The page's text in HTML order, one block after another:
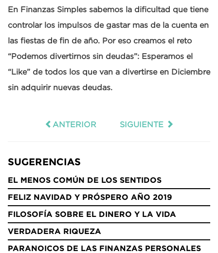
En Finanzas Simples sabemos la dificultad que tiene
controlar los impulsos de gastar mas de la cuenta en
las fiestas de fin de año. Por eso creamos el reto
“Podemos divertirnos sin deudas”: Esperamos el
“Like” de todos los que van a divertirse en Diciembre
sin adquirir nuevas deudas.
ANTERIOR SIGUIENTE
SUGERENCIAS
EL MENOS COMÚN DE LOS SENTIDOS
FELIZ NAVIDAD Y PRÓSPERO AÑO 2019
FILOSOFÍA SOBRE EL DINERO Y LA VIDA
VERDADERA RIQUEZA
PARANOICOS DE LAS FINANZAS PERSONALES